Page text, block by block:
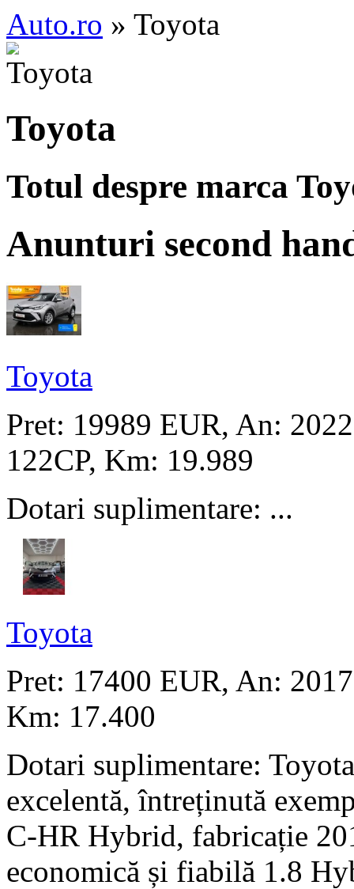
Auto.ro » Toyota
Toyota
Totul despre marca
Anunturi second
Toyota
Pret: 19989 EUR, An:
122CP, Km: 19.989
Dotari suplimentare: ...
Toyota
Pret: 17400 EUR, An:
Km: 17.400
Dotari suplimentare:
excelentă, întreținută
C-HR Hybrid, fabricație
economică și fiabilă 1.8